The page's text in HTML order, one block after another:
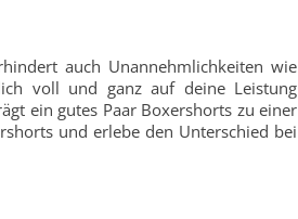
auch Unannehmlichkeiten wie
voll und ganz auf deine Leistung
ein gutes Paar Boxershorts zu einer
und erlebe den Unterschied bei